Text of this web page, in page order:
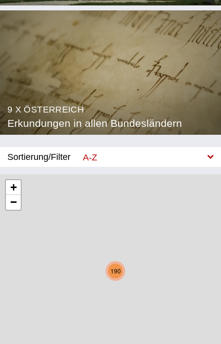
9 X ÖSTERREICH
Erkundungen in allen Bundesländern
Sortierung/Filter
A-Z
Niederösterreich
Oberösterreich
190
+
−